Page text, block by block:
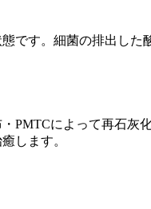
態です。細菌の排出し
PMTCによって再石灰
します。